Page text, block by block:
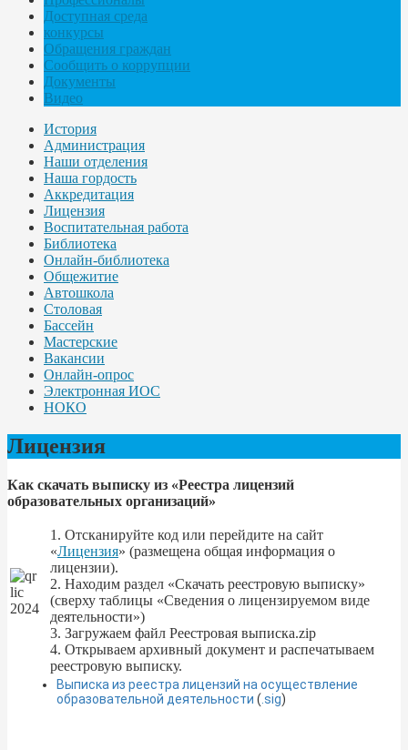
Доступная среда
конкурсы
Обращения граждан
Сообщить о коррупции
Документы
Видео
История
Администрация
Наши отделения
Наша гордость
Аккредитация
Лицензия
Воспитательная работа
Библиотека
Онлайн-библиотека
Общежитие
Автошкола
Столовая
Бассейн
Мастерские
Вакансии
Онлайн-опрос
Электронная ИОС
НОКО
Лицензия
Как скачать выписку из «Реестра лицензий
образовательных организаций»
1. Отсканируйте код или перейдите на сайт
«Лицензия» (размещена общая информация о
лицензии).
2. Находим раздел «Скачать реестровую выписку»
(сверху таблицы «Сведения о лицензируемом виде
деятельности»)
3. Загружаем файл Реестровая выписка.zip
4. Открываем архивный документ и распечатываем
реестровую выписку.
Выписка из реестра лицензий на осуществление
образовательной деятельности ( .sig)